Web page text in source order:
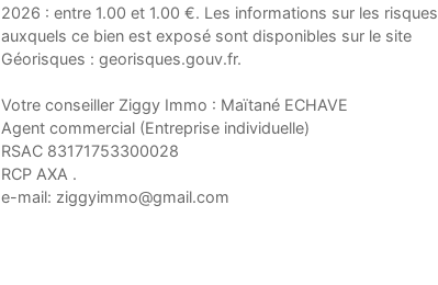
2026 : entre 1.00 et 1.00 €. Les informations sur les risques
auxquels ce bien est exposé sont disponibles sur le site
Géorisques : georisques.gouv.fr.
Votre conseiller Ziggy Immo : Maïtané ECHAVE
Agent commercial (Entreprise individuelle)
RSAC 83171753300028
RCP AXA .
e-mail: ziggyimmo@gmail.com